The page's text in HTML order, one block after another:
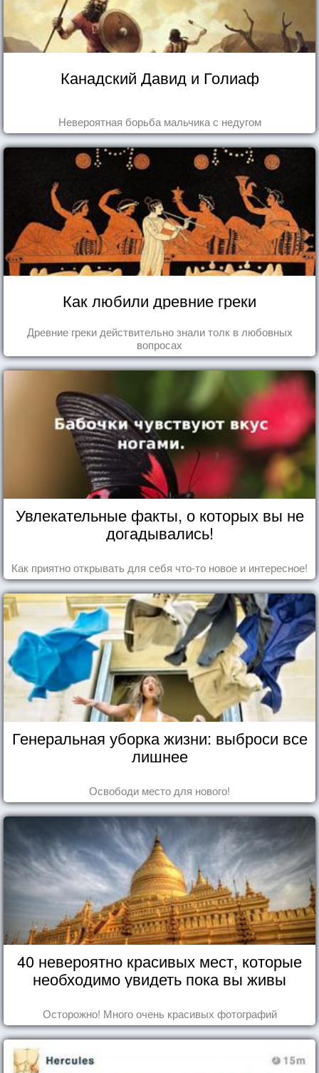
Канадский Давид и Голиаф
Невероятная борьба мальчика с недугом
Как любили древние греки
Древние греки действительно знали толк в любовных
вопросах
Увлекательные факты, о которых вы не
догадывались!
Как приятно открывать для себя что-то новое и интересное!
Генеральная уборка жизни: выброси все
лишнее
Освободи место для нового!
40 невероятно красивых мест, которые
необходимо увидеть пока вы живы
Осторожно! Много очень красивых фотографий